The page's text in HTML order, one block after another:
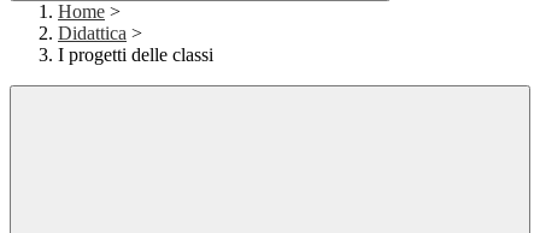
Home >
Didattica >
I progetti delle classi